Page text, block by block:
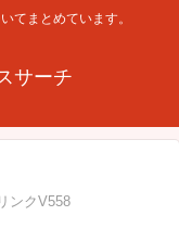
てまとめています。
サーチ
リンクV558